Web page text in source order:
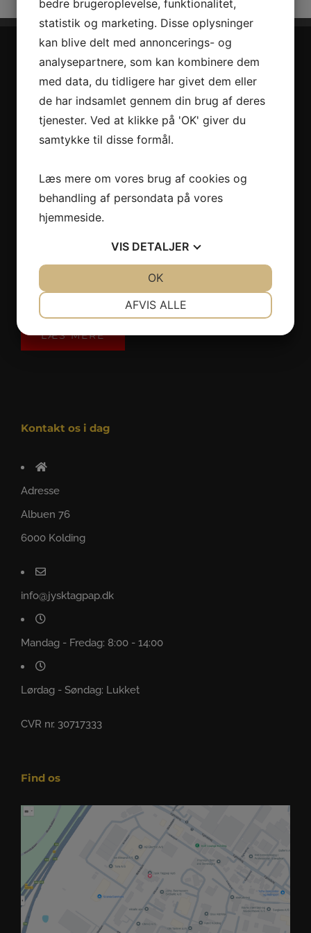
Jysk Tagpap ApS er et selskab der har eksisteret siden
2007. Selskabet beskæftiger 10 funktionærer og ca. 43
tagdækkere. Jysk Tagpap ønsker at være en dynamisk
aktør på det danske tagpapmarked, og være på forkant
med den løbende udvikling, der hele tiden er indenfor
byggeriet..
LÆS MERE
Kontakt os i dag
Adresse
Albuen 76
6000 Kolding
info@jysktagpap.dk
Mandag - Fredag: 8:00 - 14:00
Lørdag - Søndag: Lukket
CVR nr. 30717333
Find os
bedre brugeroplevelse, funktionalitet,
statistik og marketing. Disse oplysninger
kan blive delt med annoncerings- og
analysepartnere, som kan kombinere dem
med data, du tidligere har givet dem eller
de har indsamlet gennem din brug af deres
tjenester. Ved at klikke på 'OK' giver du
samtykke til disse formål.
Læs mere om vores brug af cookies og
behandling af persondata på vores
hjemmeside.
VIS DETALJER
AFVIS ALLE
OK